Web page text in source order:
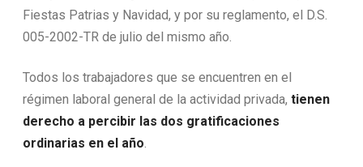
Fiestas Patrias y Navidad, y por su reglamento, el D.S.
005-2002-TR de julio del mismo año.
Todos los trabajadores que se encuentren en el
régimen laboral general de la actividad privada, tienen
derecho a percibir las dos gratificaciones
ordinarias en el año.